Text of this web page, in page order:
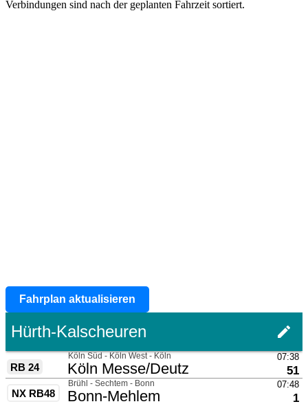
Verbindungen sind nach der geplanten Fahrzeit sortiert.
Fahrplan aktualisieren